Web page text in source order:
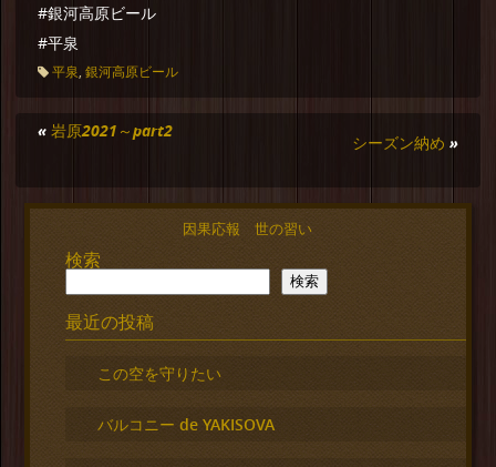
#銀河高原ビール
#平泉
平泉, 銀河高原ビール
« 岩原2021～part2
シーズン納め »
因果応報 世の習い
検索
検索
最近の投稿
この空を守りたい
バルコニー de YAKISOVA